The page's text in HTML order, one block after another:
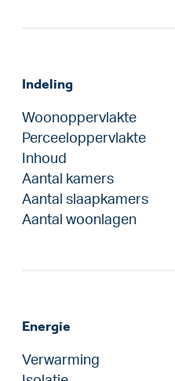
Indeling
Woonoppervlakte
Perceeloppervlakte
Inhoud
Aantal kamers
Aantal slaapkamers
Aantal woonlagen
Energie
Verwarming